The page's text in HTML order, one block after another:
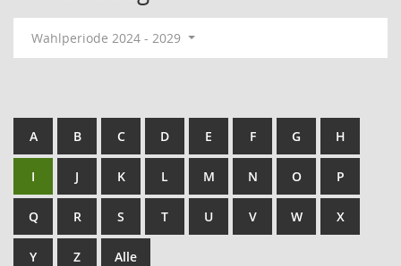
Wahlperiode 2024 - 2029
A B C D E F G H
I J K L M N O P
Q R S T U V W X
Y Z Alle